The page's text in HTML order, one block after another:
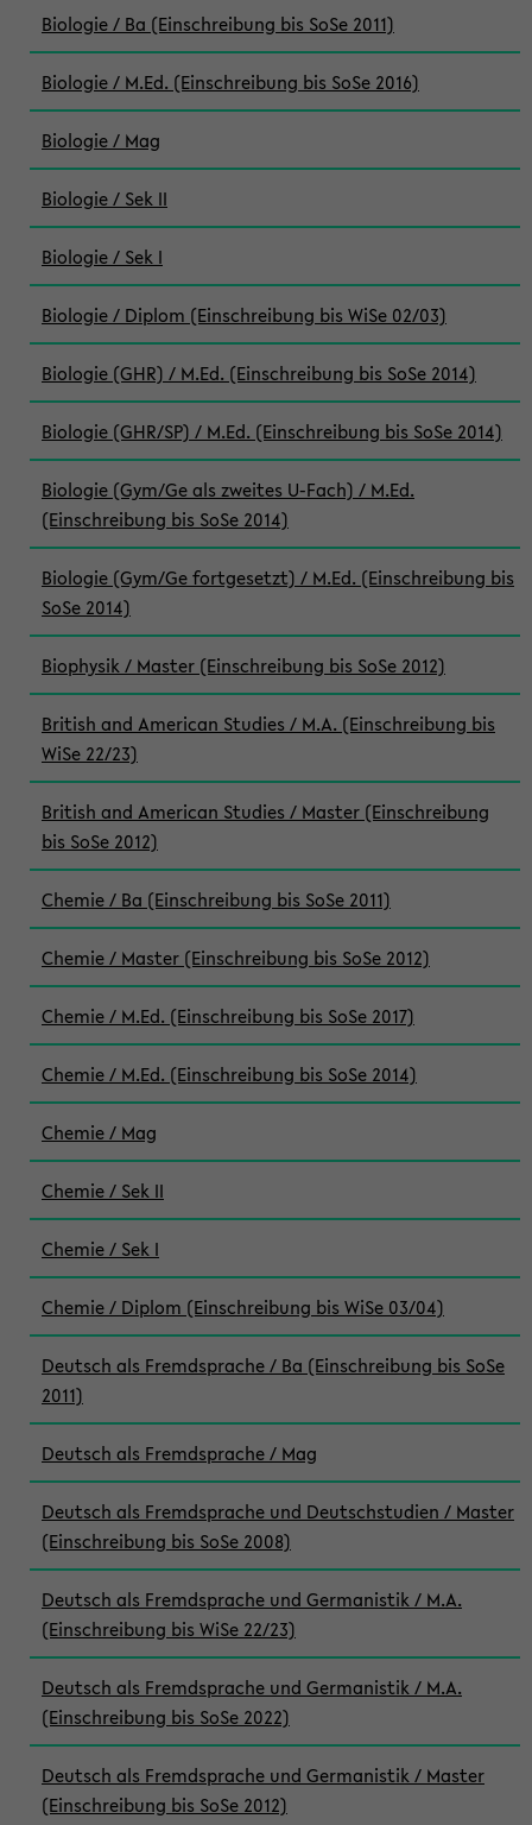
Biologie / Ba (Einschreibung bis SoSe 2011)
Biologie / M.Ed. (Einschreibung bis SoSe 2016)
Biologie / Mag
Biologie / Sek II
Biologie / Sek I
Biologie / Diplom (Einschreibung bis WiSe 02/03)
Biologie (GHR) / M.Ed. (Einschreibung bis SoSe 2014)
Biologie (GHR/SP) / M.Ed. (Einschreibung bis SoSe 2014)
Biologie (Gym/Ge als zweites U-Fach) / M.Ed.
(Einschreibung bis SoSe 2014)
Biologie (Gym/Ge fortgesetzt) / M.Ed. (Einschreibung bis
SoSe 2014)
Biophysik / Master (Einschreibung bis SoSe 2012)
British and American Studies / M.A. (Einschreibung bis
WiSe 22/23)
British and American Studies / Master (Einschreibung
bis SoSe 2012)
Chemie / Ba (Einschreibung bis SoSe 2011)
Chemie / Master (Einschreibung bis SoSe 2012)
Chemie / M.Ed. (Einschreibung bis SoSe 2017)
Chemie / M.Ed. (Einschreibung bis SoSe 2014)
Chemie / Mag
Chemie / Sek II
Chemie / Sek I
Chemie / Diplom (Einschreibung bis WiSe 03/04)
Deutsch als Fremdsprache / Ba (Einschreibung bis SoSe
2011)
Deutsch als Fremdsprache / Mag
Deutsch als Fremdsprache und Deutschstudien / Master
(Einschreibung bis SoSe 2008)
Deutsch als Fremdsprache und Germanistik / M.A.
(Einschreibung bis WiSe 22/23)
Deutsch als Fremdsprache und Germanistik / M.A.
(Einschreibung bis SoSe 2022)
Deutsch als Fremdsprache und Germanistik / Master
(Einschreibung bis SoSe 2012)